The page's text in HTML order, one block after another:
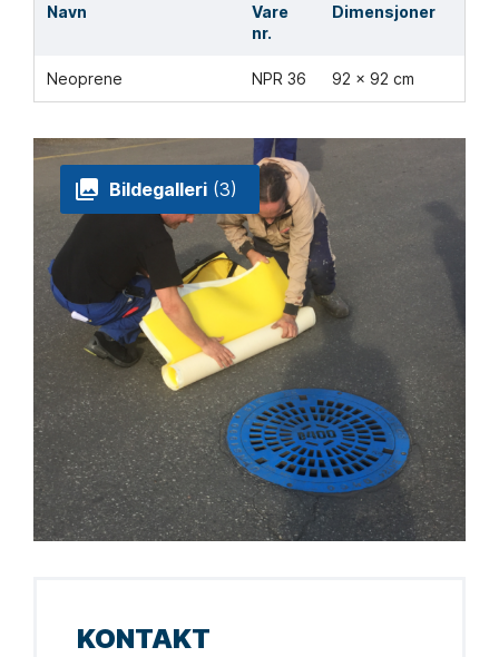
Navn
Vare
nr.
Dimensjoner
Neoprene NPR 36 92 x 92 cm
Bildegalleri (3)
KONTAKT